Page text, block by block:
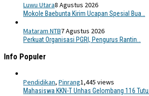
Luwu Utara8 Agustus 2026
Mokole Baebunta Kirim Ucapan Spesial Bua…
Mataram NTB7 Agustus 2026
Perkuat Organisasi PGRI, Pengurus Rantin…
Info Populer
Pendidikan, Pinrang1,445 views
Mahasiswa KKN-T Unhas Gelombang 116 Tutu…